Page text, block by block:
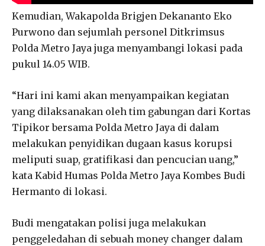
Kemudian, Wakapolda Brigjen Dekananto Eko
Purwono dan sejumlah personel Ditkrimsus
Polda Metro Jaya juga menyambangi lokasi pada
pukul 14.05 WIB.
“Hari ini kami akan menyampaikan kegiatan
yang dilaksanakan oleh tim gabungan dari Kortas
Tipikor bersama Polda Metro Jaya di dalam
melakukan penyidikan dugaan kasus korupsi
meliputi suap, gratifikasi dan pencucian uang,”
kata Kabid Humas Polda Metro Jaya Kombes Budi
Hermanto di lokasi.
Budi mengatakan polisi juga melakukan
penggeledahan di sebuah money changer dalam